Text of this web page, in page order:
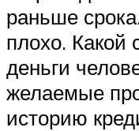
раньше
плохо. Какой
деньги
желаемые
историю